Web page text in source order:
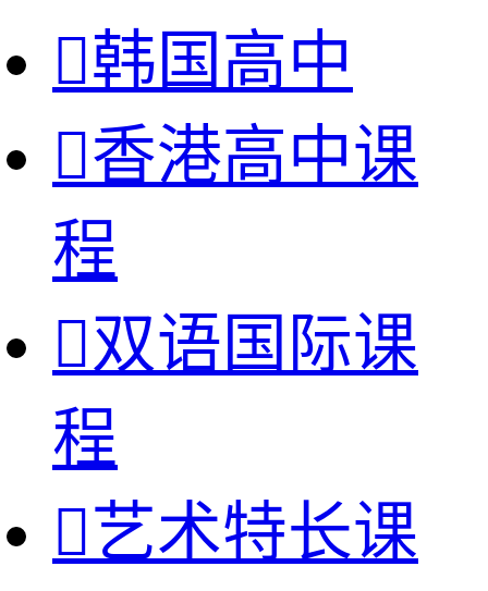
韩国高中
香港高中课
程
双语国际课
程
艺术特长课